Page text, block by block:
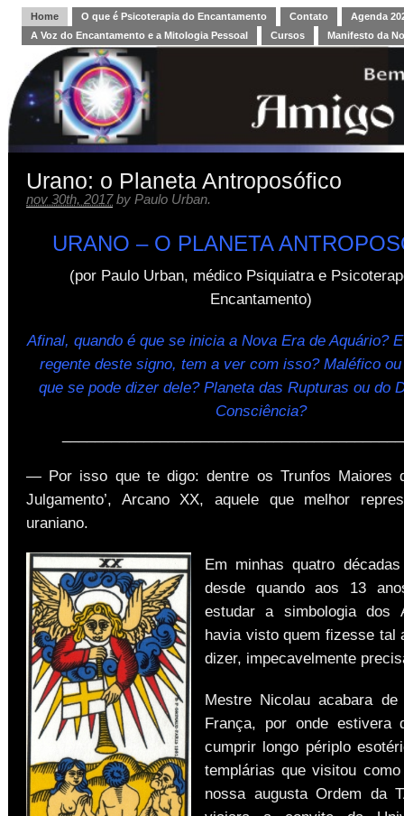
Home O que é Psicoterapia do Encantamento Contato
Agenda
A Voz do Encantamento e a Mitologia Pessoal
Cursos Manifesto da
Urano: o Planeta Antroposófico
nov 30th, 2017 by Paulo Urban.
URANO – O PLANETA
(por Paulo Urban, médico Psiquiatra e
Encantamento)
Afinal, quando é que se inicia a Nova Era de Aquário?
regente deste signo, tem a ver com isso? Maléfico
que se pode dizer dele? Planeta das Rupturas ou do
Consciência?
— Por isso que te digo: dentre os Trunfos Maiores
Julgamento’, Arcano XX, aquele que melhor
uraniano.
Em minhas quatro
desde quando aos 13
estudar a simbologia dos
havia visto quem fizesse tal
dizer, impecavelmente
Mestre Nicolau acabara
França, por onde estivera
cumprir longo périplo
templárias que visitou
nossa augusta Ordem da